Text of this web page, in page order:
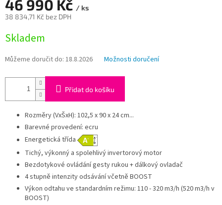
46 990 Kč / ks
38 834,71 Kč bez DPH
cena:
Skladem
Můžeme doručit do: 18.8.2026 Možnosti doručení
Přidat do košíku
Rozměry (VxŠxH): 102,5 x 90 x 24 cm...
Barevné provedení: ecru
Energetická třída
Tichý, výkonný a spolehlivý invertorový motor
Bezdotykové ovládání gesty rukou + dálkový ovladač
4 stupně intenzity odsávání včetně BOOST
Výkon odtahu ve standardním režimu: 110 - 320 m3/h (520 m3/h v
BOOST)